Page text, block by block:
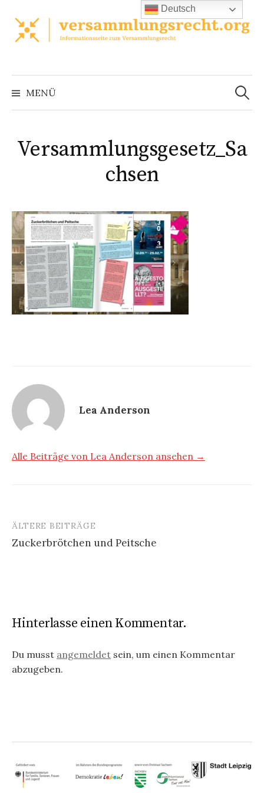
Inhalt
überspringen
MENÜ
Suchen
nach:
Versammlungsgesetz_Sa
chsen
Lea Anderson
Alle Beiträge von Lea Anderson ansehen →
Beitragsnavigation
ÄLTERE BEITRÄGE
Zuckerbrötchen und Peitsche
Hinterlasse einen Kommentar.
Du musst angemeldet sein, um einen Kommentar
abzugeben.
Deutsch